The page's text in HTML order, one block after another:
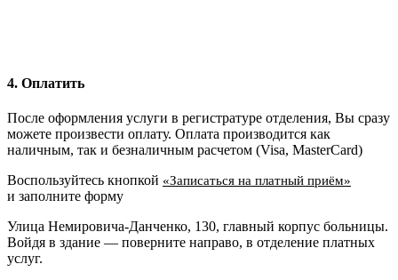
4. Оплатить
После оформления услуги в регистратуре отделения, Вы сразу
можете произвести оплату. Оплата производится как
наличным, так и безналичным расчетом (Visa, MasterCard)
Воспользуйтесь кнопкой «Записаться на платный приём»
и заполните форму
Улица Немировича-Данченко, 130, главный корпус больницы.
Войдя в здание — поверните направо, в отделение платных
услуг.